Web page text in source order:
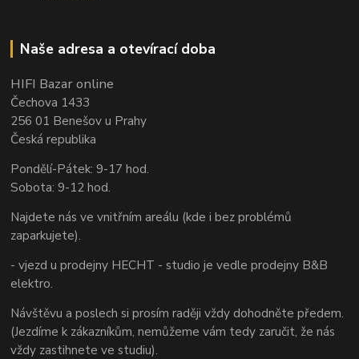
Naše adresa a otevírací doba
HIFI Bazar online
Čechova 1433
256 01 Benešov u Prahy
Česká republika
Pondělí-Pátek: 9-17 hod.
Sobota: 9-12 hod.
Najdete nás ve vnitřním areálu (kde i bez problémů
zaparkujete).
- vjezd u prodejny HECHT - studio je vedle prodejny B&B
elektro.
Návštěvu a poslech si prosím raději vždy dohodněte předem.
(Jezdíme k zákazníkům, nemůžeme vám tedy zaručit, že nás
vždy zastihnete ve studiu).